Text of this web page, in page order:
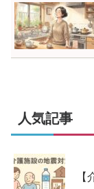
人気記事